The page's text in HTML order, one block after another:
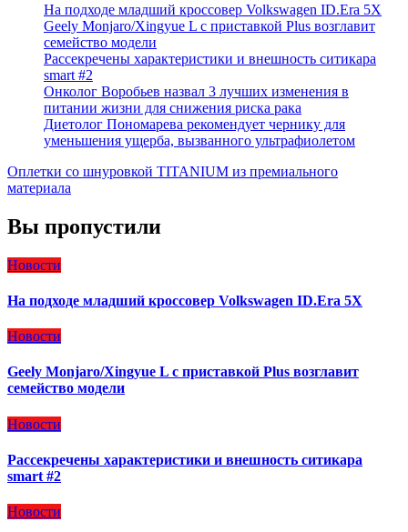
На подходе младший кроссовер Volkswagen ID.Era 5X
Geely Monjaro/Xingyue L с приставкой Plus возглавит
семейство модели
Рассекречены характеристики и внешность ситикара
smart #2
Онколог Воробьев назвал 3 лучших изменения в
питании жизни для снижения риска рака
Диетолог Пономарева рекомендует чернику для
уменьшения ущерба, вызванного ультрафиолетом
Оплетки со шнуровкой TITANIUM из премиального
материала
Вы пропустили
Новости
На подходе младший кроссовер Volkswagen ID.Era 5X
Новости
Geely Monjaro/Xingyue L с приставкой Plus возглавит
семейство модели
Новости
Рассекречены характеристики и внешность ситикара
smart #2
Новости